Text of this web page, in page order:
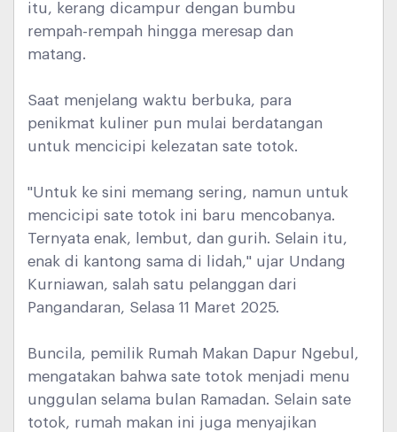
itu, kerang dicampur dengan bumbu
rempah-rempah hingga meresap dan
matang.
Saat menjelang waktu berbuka, para
penikmat kuliner pun mulai berdatangan
untuk mencicipi kelezatan sate totok.
"Untuk ke sini memang sering, namun untuk
mencicipi sate totok ini baru mencobanya.
Ternyata enak, lembut, dan gurih. Selain itu,
enak di kantong sama di lidah," ujar Undang
Kurniawan, salah satu pelanggan dari
Pangandaran, Selasa 11 Maret 2025.
Buncila, pemilik Rumah Makan Dapur Ngebul,
mengatakan bahwa sate totok menjadi menu
unggulan selama bulan Ramadan. Selain sate
totok, rumah makan ini juga menyajikan